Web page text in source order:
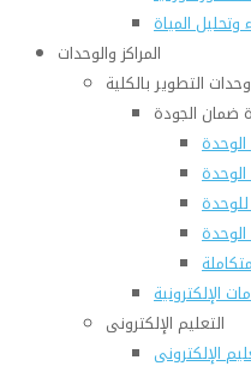
وتحليل المياة
المراكز والوحدات
وحدات التطوير بالكلية
ضمان الجودة
الإلكترونية
التعليم الإلكترونى
الإلكترونى